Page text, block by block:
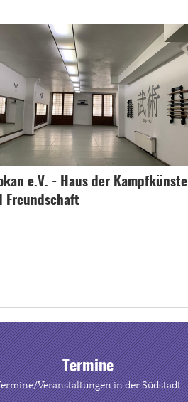
e.V. - Haus der Kampfkünste
Freundschaft
Termine
Veranstaltungen in der Südstadt